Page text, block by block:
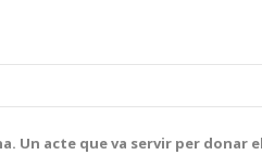
Un acte que va servir per